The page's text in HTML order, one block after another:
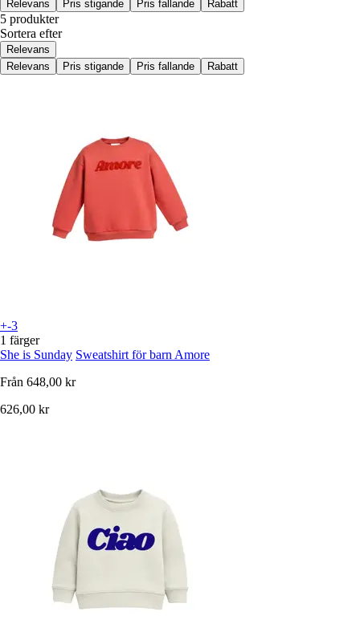
Relevans
Pris stigande Pris fallande Rabatt
5 produkter
Sortera efter
Relevans
Relevans
Pris stigande Pris fallande Rabatt
+-3
1 färger
She is Sunday Sweatshirt för barn Amore
Från 648,00 kr
626,00 kr